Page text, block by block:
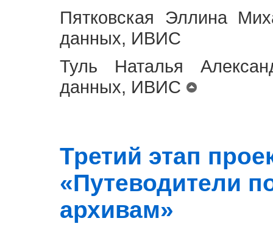
Пятковская Эллина
данных, ИВИС
Туль Наталья
данных, ИВИС
Третий этап
«Путеводители
архивам»